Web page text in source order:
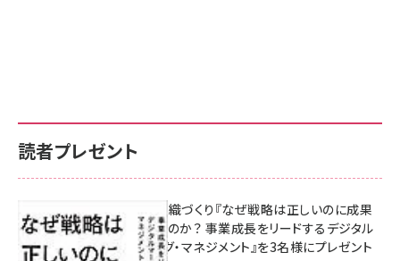
読者プレゼント
成果を生む組織づくり『なぜ戦略は正しいのに成果
があがらないのか？ 事業成長をリードするデジタル
マーケティング・マネジメント』を3名様にプレゼント